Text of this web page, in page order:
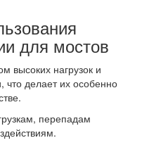
для мостов
высоких нагрузок и
что делает их особенно
перепадам